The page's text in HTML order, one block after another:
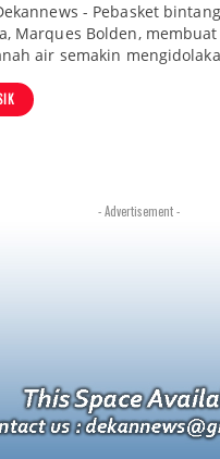
- Pebasket
Marques Bolden,
air semakin
- Advertisement -